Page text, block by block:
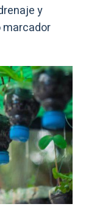
y
marcador